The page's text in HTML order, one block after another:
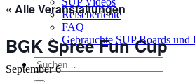
Reiseberichte
FAQ
Gebrauchte SUP Boards und
Suchen
nach:
« Alle Veranstaltungen
BGK Spree Fun Cup
September 6